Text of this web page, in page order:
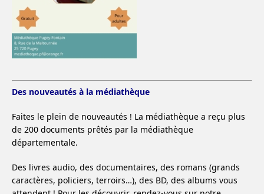
Des nouveautés à la médiathèque
Faites le plein de nouveautés ! La médiathèque a reçu plus
de 200 documents prêtés par la médiathèque
départementale.
Des livres audio, des documentaires, des romans (grands
caractères, policiers, terroirs…), des BD, des albums vous